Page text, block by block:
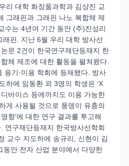
리 대학 화장품과학과 김상진 교
그래핀과 그래핀 나노 복합체 제
수는 4년여 기간 동안 (주)진성리
핀. 지난 6월 우리 대학 방사선
문 2건이 한국연구재단등재지 한
체 제조에 대한 활동을 펼쳐왔다.
용기·미용 학회에 등재됐다. 방사
하에 임동환 외 3명의 학생은 ‘X
바이스 등에까지도 이용 가능한
게 사용될 것으로 풍뎅이 유충의
향’에 대한 연구 결과를 투고해
연구재단등재지 한국방사선학회
교수 지도하에 송규리, 신현이 김
동안 전자 산업 분야에서 다양한